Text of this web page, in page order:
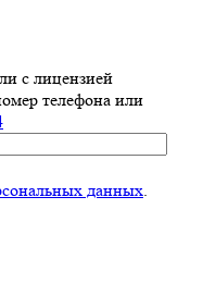
с лицензией
телефона или
данных.